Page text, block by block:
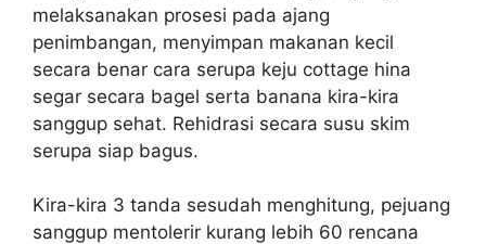
melaksanakan prosesi pada ajang
penimbangan, menyimpan makanan kecil
secara benar cara serupa keju cottage hina
segar secara bagel serta banana kira-kira
sanggup sehat. Rehidrasi secara susu skim
serupa siap bagus.
Kira-kira 3 tanda sesudah menghitung, pejuang
sanggup mentolerir kurang lebih 60 rencana